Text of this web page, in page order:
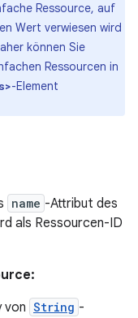
Ressource, auf
Wert verwiesen wird
können Sie
Ressourcen in
-Element
name -Attribut des
als Ressourcen-ID
von String -